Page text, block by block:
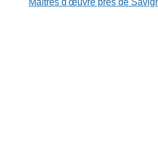
Maîtres d'œuvre près de